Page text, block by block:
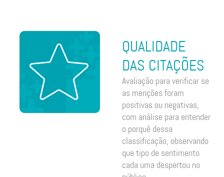
QUALIDADE
DAS CITAÇÕES
Avaliação para verificar se
as menções foram
positivas ou negativas,
com análise para entender
o porquê dessa
classificação, observando
que tipo de sentimento
cada uma despertou no